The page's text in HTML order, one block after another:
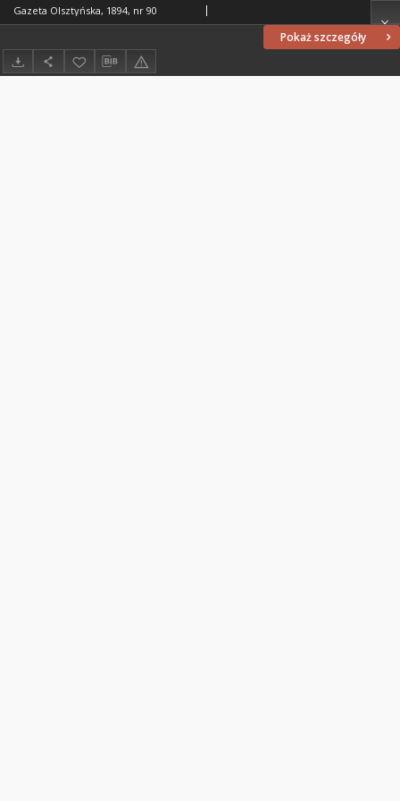
Pokaż szczegóły
Gazeta Olsztyńska, 1894, nr 90